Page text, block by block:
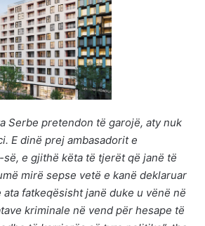
Serbe pretendon të garojë, aty nuk
E dinë prej ambasadorit e
e gjithë këta të tjerët që janë të
mirë sepse vetë e kanë deklaruar
ata fatkeqësisht janë duke u vënë në
kriminale në vend për hesape të